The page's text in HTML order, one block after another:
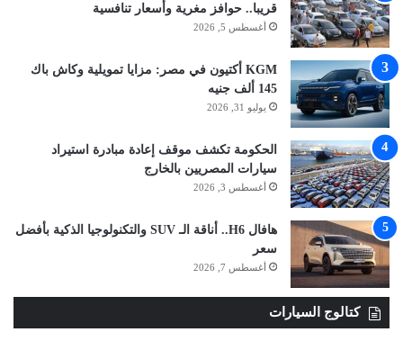
قريبا.. حوافز مغرية وأسعار تنافسية
أغسطس 5, 2026
KGM أكتيون في مصر: مزايا تمويلية وكاش باك
145 ألف جنيه
يوليو 31, 2026
الحكومة تكشف موقف إعادة مبادرة استيراد
سيارات المصريين بالخارج
أغسطس 3, 2026
هافال H6.. أناقة الـ SUV والتكنولوجيا الذكية بأفضل
سعر
أغسطس 7, 2026
كتالوج السيارات